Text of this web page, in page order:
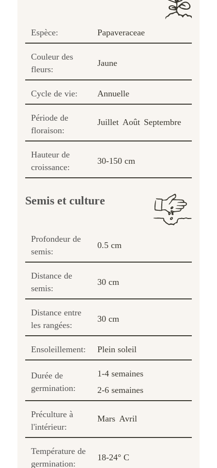
Espèce: Papaveraceae
Couleur des
fleurs:
Jaune
Cycle de vie: Annuelle
Période de
floraison:
Juillet Août Septembre
Hauteur de
croissance:
30-150 cm
Semis et culture
Profondeur de
semis:
0.5 cm
Distance de
semis:
30 cm
Distance entre
les rangées:
30 cm
Ensoleillement: Plein soleil
Durée de
germination:
1-4 semaines
2-6 semaines
Préculture à
l'intérieur:
Mars Avril
Température de
germination:
18-24° C